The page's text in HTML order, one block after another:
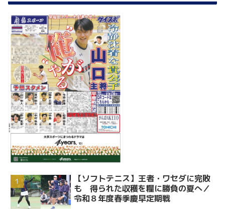
【ソフトテニス】王者・ワセダに完敗
も 得られた収穫を糧に勝負の夏へ／
令和８年度春季慶早定期戦